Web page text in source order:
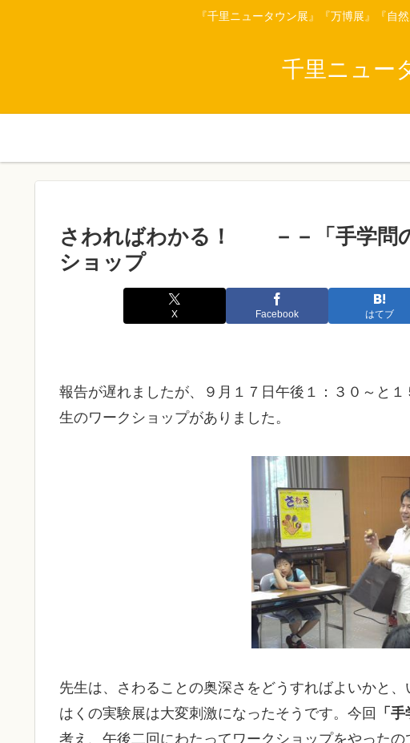
『千里ニュータウン展』『万博展』『自
千里ニュー
さわればわかる！ －－「手学問
ショップ
X Facebook はてブ
報告が遅れましたが、９月１７日午後１：３０～と
生のワークショップがありました。
先生は、さわることの奥深さをどうすればよいかと
はくの実験展は大変刺激になったそうです。今回
「手
考え、午後二回にわたってワークショップをやった